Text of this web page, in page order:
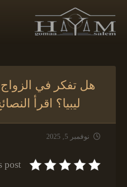
هل تفكر في
ليبيا؟ اقرأ
نوفمبر 5, 2025
post